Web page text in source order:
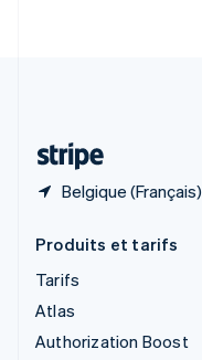
Belgique (Français)
Produits et tarifs
Tarifs
Atlas
Authorization Boost